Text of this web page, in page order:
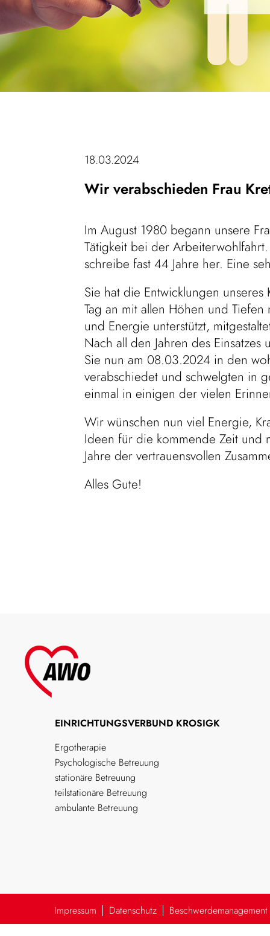
18.03.2024
Wir verabschieden Frau
Im August 1980 begann unsere
Tätigkeit bei der
schreibe fast 44 Jahre her. Eine
Sie hat die Entwicklungen
Tag an mit allen Höhen und Tiefen
und Energie unterstützt,
Nach all den Jahren des
Sie nun am 08.03.2024 in den
verabschiedet und schwelgten in
einmal in einigen der vielen
Wir wünschen nun viel Energie,
Ideen für die kommende Zeit und
Jahre der vertrauensvollen
Alles Gute!
EINRICHTUNGSVERBUND KROSIGK
Ergotherapie
Psychologische Betreuung
stationäre Betreuung
teilstationäre Betreuung
ambulante Betreuung
Impressum Datenschutz Beschwerdemanagement